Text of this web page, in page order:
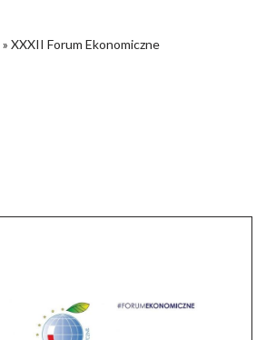
» XXXII Forum Ekonomiczne